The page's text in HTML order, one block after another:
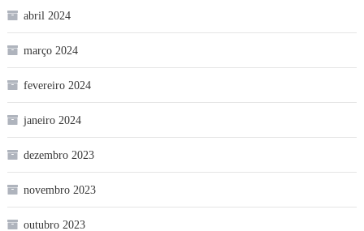
abril 2024
março 2024
fevereiro 2024
janeiro 2024
dezembro 2023
novembro 2023
outubro 2023